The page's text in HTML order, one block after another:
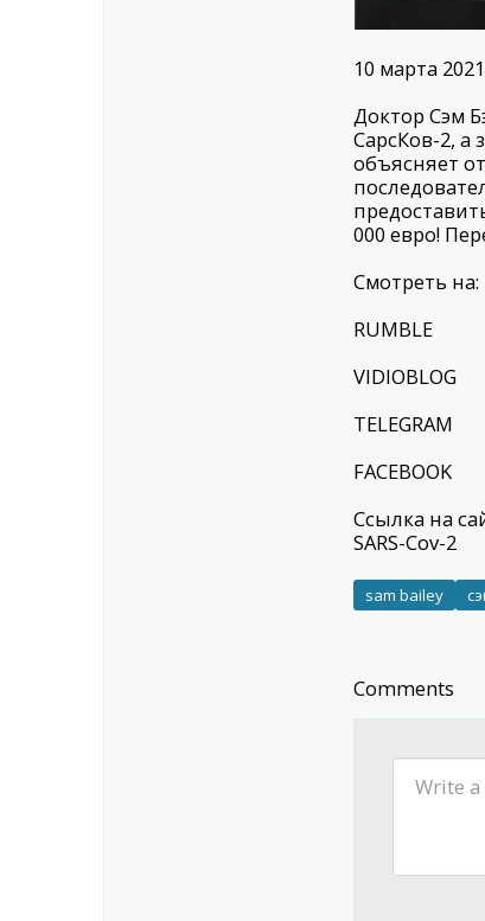
10 марта
Доктор Сэм
СарсКов-2, а
объясняет
000 евро!
Смотреть на:
RUMBLE
VIDIOBLOG
TELEGRAM
FACEBOOK
Ссылка на
SARS-Cov-2
sam bailey
Comments